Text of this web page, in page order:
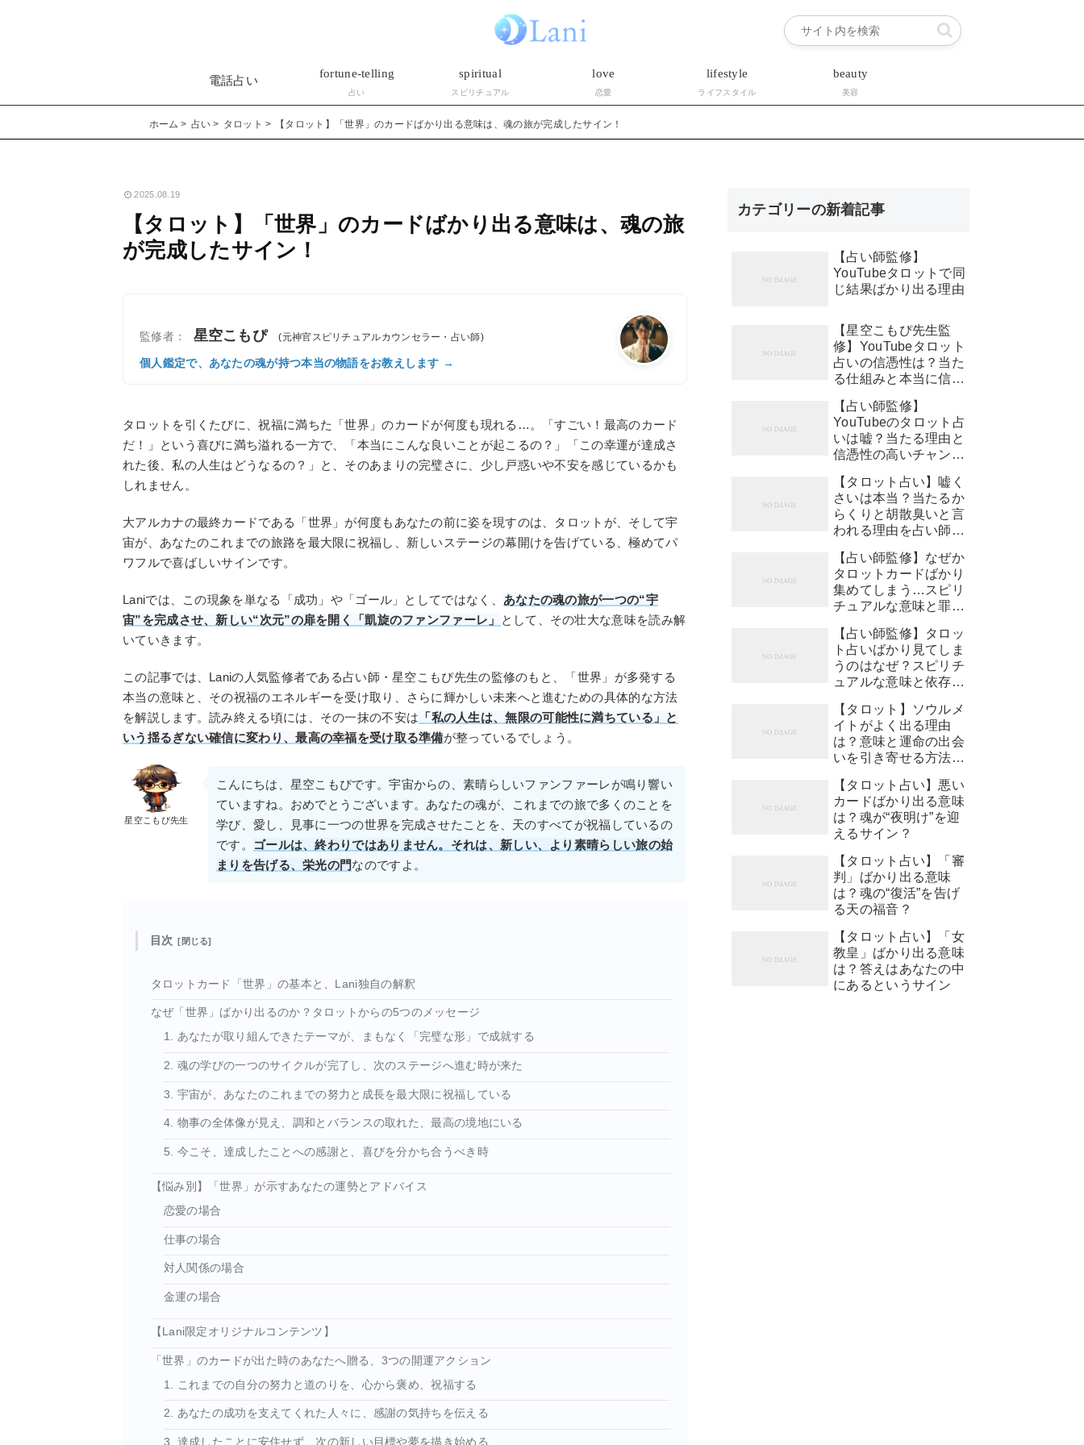
電話占い
fortune-telling
占い
spiritual
スピリチュアル
love
恋愛
lifestyle
ライフスタイル
beauty
美容
ホーム 占い タロット 【タロット】「世界」のカードばかり出る意味は、魂の旅が完成したサイン！
2025.08.19
【タロット】「世界」のカードばかり出る意味は、魂の旅
が完成したサイン！
監修者： 星空こもぴ (元神官スピリチュアルカウンセラー・占い師)
個人鑑定で、あなたの魂が持つ本当の物語をお教えします →
タロットを引くたびに、祝福に満ちた「世界」のカードが何度も現れる…。「すごい！最高のカード
だ！」という喜びに満ち溢れる一方で、「本当にこんな良いことが起こるの？」「この幸運が達成さ
れた後、私の人生はどうなるの？」と、そのあまりの完璧さに、少し戸惑いや不安を感じているかも
しれません。
大アルカナの最終カードである「世界」が何度もあなたの前に姿を現すのは、タロットが、そして宇
宙が、あなたのこれまでの旅路を最大限に祝福し、新しいステージの幕開けを告げている、極めてパ
ワフルで喜ばしいサインです。
Laniでは、この現象を単なる「成功」や「ゴール」としてではなく、 あなたの魂の旅が一つの“宇
宙”を完成させ、新しい“次元”の扉を開く「凱旋のファンファーレ」
として、その壮大な意味を読み解
いていきます。
この記事では、Laniの人気監修者である占い師・星空こもぴ先生の監修のもと、「世界」が多発する
本当の意味と、その祝福のエネルギーを受け取り、さらに輝かしい未来へと進むための具体的な方法
を解説します。読み終える頃には、その一抹の不安は 「私の人生は、無限の可能性に満ちている」と
いう揺るぎない確信に変わり、最高の幸福を受け取る準備が整っているでしょう。
星空こもぴ先生
こんにちは、星空こもぴです。宇宙からの、素晴らしいファンファーレが鳴り響い
ていますね。おめでとうございます。あなたの魂が、これまでの旅で多くのことを
学び、愛し、見事に一つの世界を完成させたことを、天のすべてが祝福しているの
です。
ゴールは、終わりではありません。それは、新しい、より素晴らしい旅の始
まりを告げる、栄光の門なのですよ。
目次
タロットカード「世界」の基本と、Lani独自の解釈
なぜ「世界」ばかり出るのか？タロットからの5つのメッセージ
1. あなたが取り組んできたテーマが、まもなく「完璧な形」で成就する
2. 魂の学びの一つのサイクルが完了し、次のステージへ進む時が来た
3. 宇宙が、あなたのこれまでの努力と成長を最大限に祝福している
4. 物事の全体像が見え、調和とバランスの取れた、最高の境地にいる
5. 今こそ、達成したことへの感謝と、喜びを分かち合うべき時
【悩み別】「世界」が示すあなたの運勢とアドバイス
恋愛の場合
仕事の場合
対人関係の場合
金運の場合
【Lani限定オリジナルコンテンツ】
「世界」のカードが出た時のあなたへ贈る、3つの開運アクション
1. これまでの自分の努力と道のりを、心から褒め、祝福する
2. あなたの成功を支えてくれた人々に、感謝の気持ちを伝える
3. 達成したことに安住せず、次の新しい目標や夢を描き始める
カテゴリーの新着記事
【占い師監修】
YouTubeタロットで同
じ結果ばかり出る理由
【星空こもぴ先生監
修】YouTubeタロット
占いの信憑性は？当た
る仕組みと本当に信頼
び方
【占い師監修】
YouTubeのタロット占
いは嘘？当たる理由と
信憑性の高いチャンネ
【タロット占い】嘘く
さいは本当？当たるか
らくりと胡散臭いと言
われる理由を占い師が
修】
【占い師監修】なぜか
タロットカードばかり
集めてしまう…スピリ
チュアルな意味と罪悪
【占い師監修】タロッ
ト占いばかり見てしま
うのはなぜ？スピリチ
ュアルな意味と依存し
【タロット】ソウルメ
イトがよく出る理由
は？意味と運命の出会
いを引き寄せる方法
【タロット占い】悪い
カードばかり出る意味
は？魂が“夜明け”を迎
えるサイン？
【タロット占い】「審
判」ばかり出る意味
は？魂の“復活”を告げ
る天の福音？
【タロット占い】「女
教皇」ばかり出る意味
は？答えはあなたの中
にあるというサイン